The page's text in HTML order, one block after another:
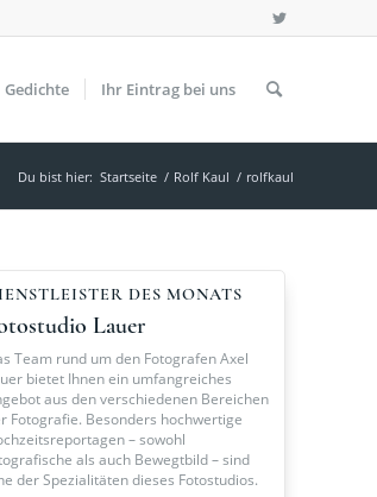
Gedichte Ihr Eintrag bei uns
Du bist hier: Startseite / Rolf Kaul / rolfkaul
DES MONATS
Lauer
Team rund um den Fotografen Axel
bietet Ihnen ein umfangreiches
aus den verschiedenen Bereichen
Fotografie. Besonders hochwertige
– sowohl
als auch Bewegtbild – sind
der Spezialitäten dieses Fotostudios.